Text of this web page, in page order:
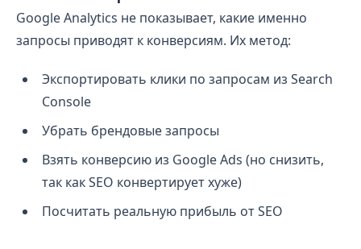
Google Analytics не показывает, какие именно
запросы приводят к конверсиям. Их метод:
Экспортировать клики по запросам из Search
Console
Убрать брендовые запросы
Взять конверсию из Google Ads (но снизить,
так как SEO конвертирует хуже)
Посчитать реальную прибыль от SEO